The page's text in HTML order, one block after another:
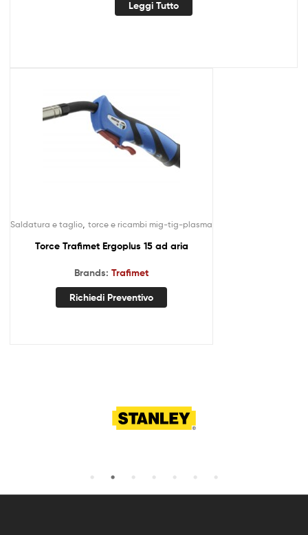
Leggi Tutto
Saldatura e taglio torce e ricambi mig-tig-plasma
Torce Trafimet Ergoplus 15 ad aria
Brands: Trafimet
Richiedi Preventivo